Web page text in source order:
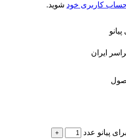
حساب کاربری خود شوید.
ایران